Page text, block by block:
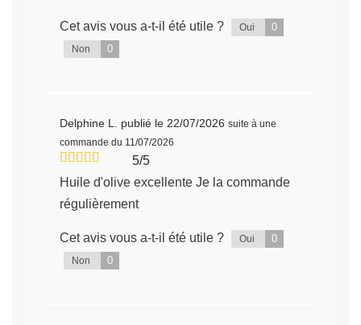
Cet avis vous a-t-il été utile ? Oui 0
Non 0
Delphine L. publié le 22/07/2026 suite à une
commande du 11/07/2026
5/5
Huile d'olive excellente Je la commande
régulièrement
Cet avis vous a-t-il été utile ? Oui 0
Non 0